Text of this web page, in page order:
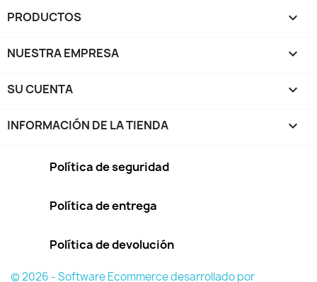
PRODUCTOS 
NUESTRA EMPRESA 
SU CUENTA 
INFORMACIÓN DE LA TIENDA keyboard_arrow_down
Política de seguridad
Política de entrega
Política de devolución
© 2026 - Software Ecommerce desarrollado por